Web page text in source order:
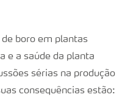
boro em plantas
e a saúde da planta
sérias na produção
consequências estão: